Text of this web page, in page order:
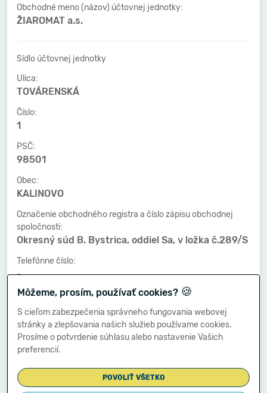
Obchodné meno (názov) účtovnej jednotky:
ŽIAROMAT a.s.
Sídlo účtovnej jednotky
Ulica:
TOVÁRENSKÁ
Číslo:
1
PSČ:
98501
Obec:
KALINOVO
Označenie obchodného registra a číslo zápisu obchodnej
spoločnosti:
Okresný súd B. Bystrica, oddiel Sa, v ložka č.289/S
Telefónne číslo:
-
Faxové číslo:
-
E-mailová adresa:
-
Zostavená dňa:
Môžeme, prosím, používať cookies? 🍪
S cieľom zabezpečenia správneho fungovania webovej
stránky a zlepšovania našich služieb používame cookies.
Prosíme o potvrdenie súhlasu alebo nastavenie Vašich
preferencií.
POVOLIŤ VŠETKO